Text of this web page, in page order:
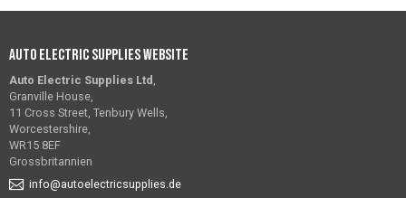
Auto Electric Supplies Website
Auto Electric Supplies Ltd ,
Granville House,
11 Cross Street, Tenbury Wells,
Worcestershire,
WR15 8EF
Grossbritannien
info@autoelectricsupplies.de